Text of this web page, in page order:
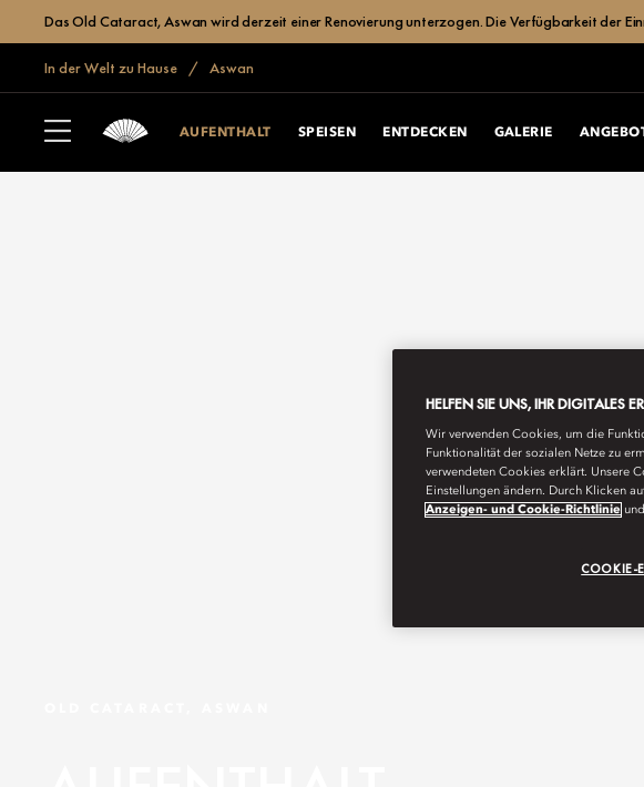
Das Old Cataract, Aswan wird derzeit einer Renovierung unterzogen. Die Verfügbarkeit der
In der Welt zu Hause Aswan
AUFENTHALT SPEISEN ENTDECKEN GALERIE
HELFEN SIE UNS, IHR DIGITALES
Wir verwenden Cookies, um die
Funktionalität der sozialen Netze zu
verwendeten Cookies erklärt. Unsere
Einstellungen ändern. Durch Klicken
Anzeigen- und Cookie-Richtlinie und
COOKIE-